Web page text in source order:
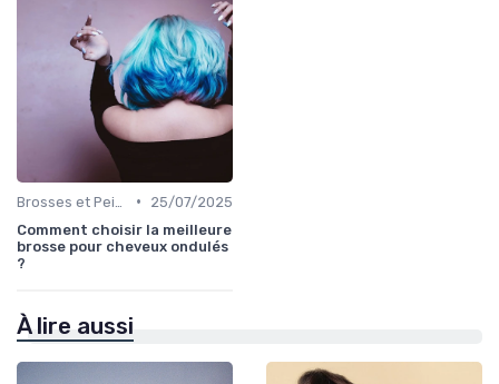
•
25/07/2025
Comment choisir la meilleure
brosse pour cheveux ondulés
?
À lire aussi